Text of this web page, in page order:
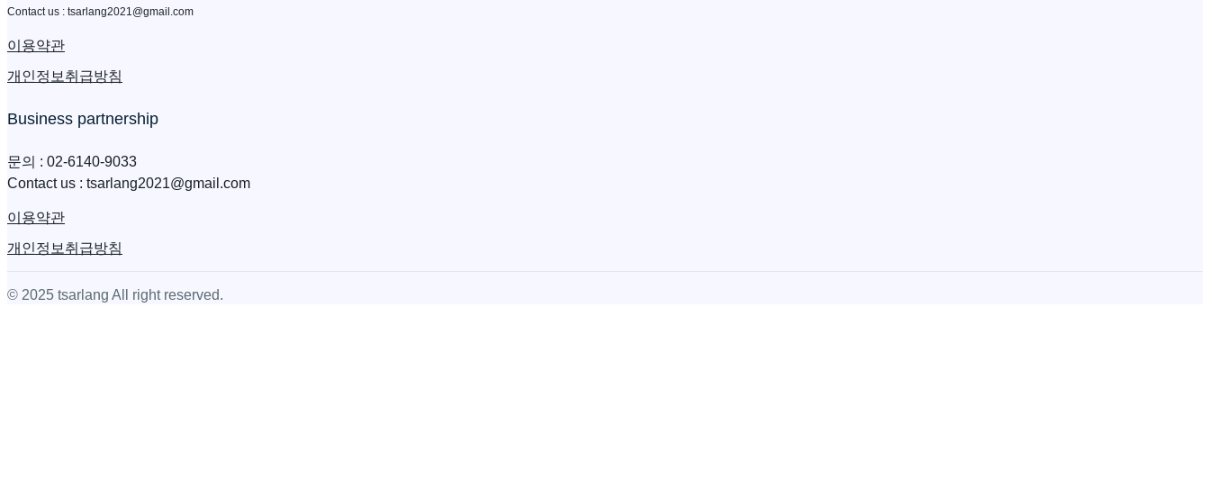
​Contact us : tsarlang2021@gmail.com
이용약관
개인정보취급방침
Business partnership
문의 : 02-6140-9033
​Contact us : tsarlang2021@gmail.com
이용약관
개인정보취급방침
© 2025 tsarlang All right reserved.